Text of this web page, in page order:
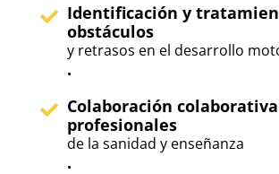
Identificación y
obstáculos
y retrasos en el desarrollo
.
Colaboración
profesionales
de la sanidad y enseñanza
.